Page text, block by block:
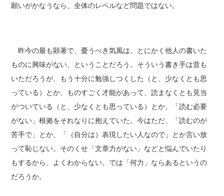
願いがかなうなら、全体のレベルなど問題ではない。
昨今の最も顕著で、憂うべき気風は、とにかく他人の書いた
ものに興味がない、ということだろう。そういう書き手は昔も
いただろうが、もう十分に勉強しつくした（と、少なくとも思
っている）とか、ものすごく才能があって、読まなくとも見当
がついている（と、少なくとも思っている）とか、「読む必要
がない」根拠をそれなりに抱えていた。今はただ、「読むのが
苦手で」とか、「（自分は）表現したい人なので」とか言い放
って恥じない。そのくせ「文章力がない」などと悩んでいたり
もするから、よくわからない。では「何力」ならあるというの
だろうか。